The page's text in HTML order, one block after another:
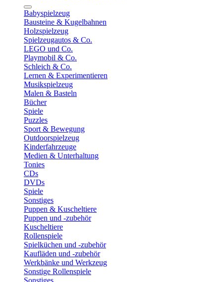
Babyspielzeug
Bausteine & Kugelbahnen
Holzspielzeug
Spielzeugautos & Co.
LEGO und Co.
Playmobil & Co.
Schleich & Co.
Lernen & Experimentieren
Musikspielzeug
Malen & Basteln
Bücher
Spiele
Puzzles
Sport & Bewegung
Outdoorspielzeug
Kinderfahrzeuge
Medien & Unterhaltung
Tonies
CDs
DVDs
Spiele
Sonstiges
Puppen & Kuscheltiere
Puppen und -zubehör
Kuscheltiere
Rollenspiele
Spielküchen und -zubehör
Kaufläden und -zubehör
Werkbänke und Werkzeug
Sonstige Rollenspiele
Sonstiges